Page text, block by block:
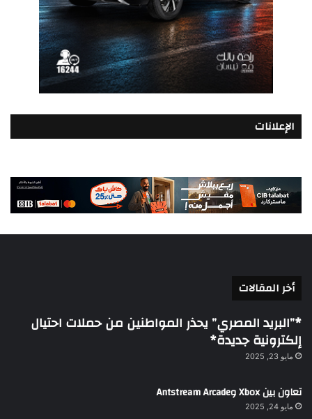
الإعلانات
أخر المقالات
*”البريد المصري” يحذر المواطنين من حملات احتيال
إلكترونية جديدة*
مايو 23, 2025
تعاون بين Xbox وAntstream Arcade
مايو 24, 2025